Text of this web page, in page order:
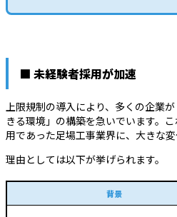
■ 未経験者採用が加速
上限規制の導入により、多くの企業
きる環境」の構築を急いでいます。
用であった足場工事業界に、大きな変
理由としては以下が挙げられます。
背景